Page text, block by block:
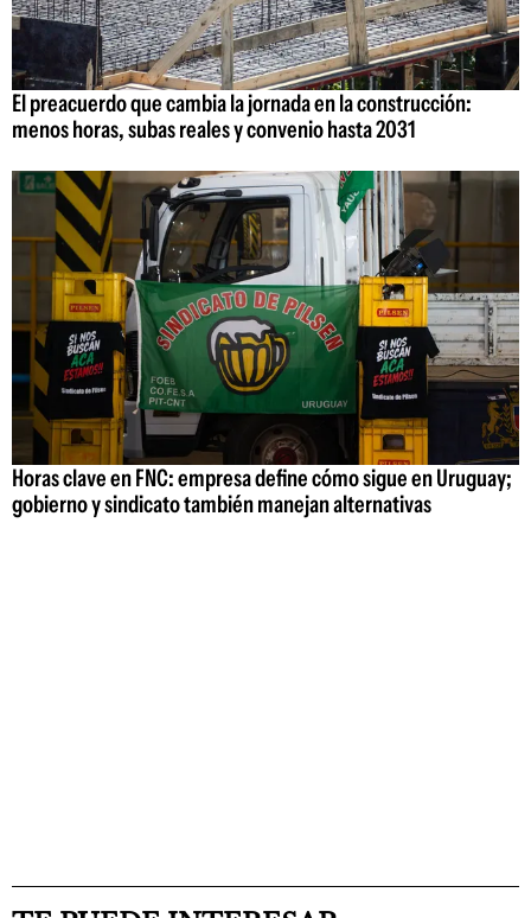
El preacuerdo que cambia la jornada en la construcción:
menos horas, subas reales y convenio hasta 2031
Horas clave en FNC: empresa define cómo sigue en Uruguay;
gobierno y sindicato también manejan alternativas